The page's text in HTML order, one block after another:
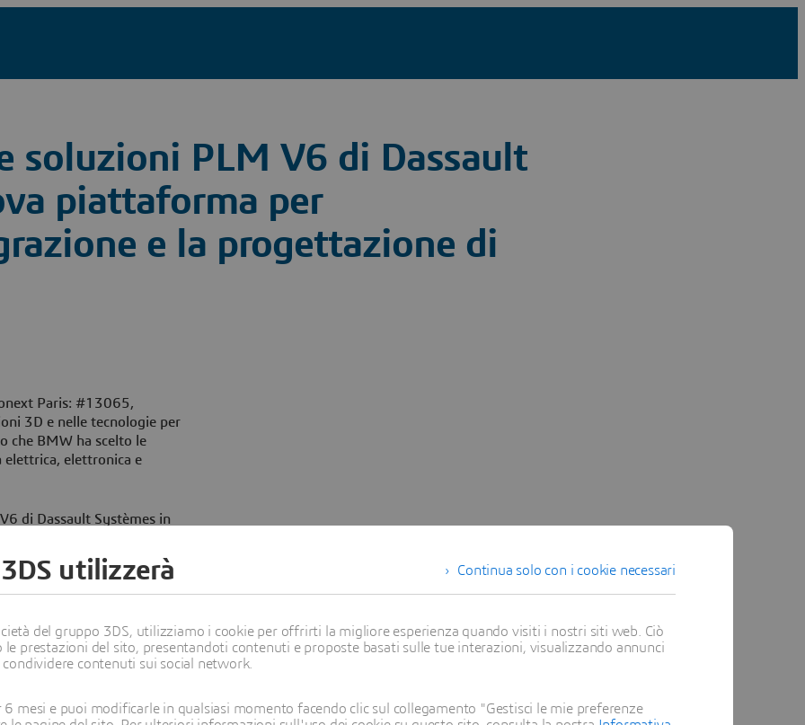
soluzioni PLM V6 di Dassault
piattaforma per
e la progettazione di
Paris: #13065,
3D e nelle tecnologie per
che BMW ha scelto le
elettronica e
di Dassault Systèmes in
dotazione di funzionalità
Automotive (AIDA), BMW
integrato per
del processo E/E,
per i clienti di BMW.
proprietà intellettuale
implementabili
sistemi e il rilascio della
Continua solo con i cookie necessari
utilizzerà
del gruppo 3DS, utilizziamo i cookie per offrirti la migliore esperienza quando visiti i nostri siti web. Ciò
prestazioni del sito, presentandoti contenuti e proposte basati sulle tue interazioni, visualizzando annunci
contenuti sui social network.
mesi e puoi modificarle in qualsiasi momento facendo clic sul collegamento "Gestisci le mie preferenze